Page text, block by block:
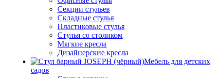
Секции стульев
Складные стулья
Пластиковые стулья
Стулья со столиком
Мягкие кресла
Дизайнерские кресла
Мебель для детских
садов